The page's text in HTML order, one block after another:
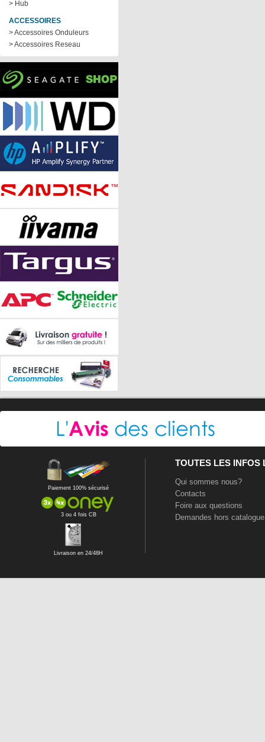
> Hub
ACCESSOIRES
> Accessoires Onduleurs
> Accessoires Reseau
Paiement 100% sécurisé
3 ou 4 fois CB
Livraison en 24/48H
TOUTES LES INFOS
Qui sommes nous?
Contacts
Foire aux questions
Demandes hors catalogue